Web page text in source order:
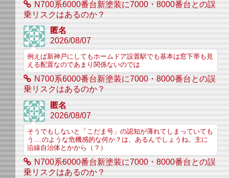
N700系6000番台新塗装に7000・8000番台との誤
乗リスクはあるのか？
匿名
2026/08/07
例えば新神戸にしてもホームドア設置駅でも基本は窓下帯も見
える配置なのであまり関係ないのでは
N700系6000番台新塗装に7000・8000番台との誤
乗リスクはあるのか？
匿名
2026/08/07
そうでもしないと「こだま号」の認知が薄れてしまっていても
う....のような危機感的な何か？は、あるんでしょうね。主に
沿線自治体とかから（？）
N700系6000番台新塗装に7000・8000番台との誤
乗リスクはあるのか？